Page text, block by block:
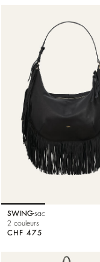
SWINGsac
2 couleurs
CHF 475